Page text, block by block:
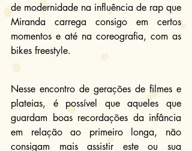
de modernidade na influência de rap que
Miranda carrega consigo em certos
momentos e até na coreografia, com as
bikes freestyle.
Nesse encontro de gerações de filmes e
plateias, é possível que aqueles que
guardam boas recordações da infância
em relação ao primeiro longa, não
consigam mais assistir este ou sua